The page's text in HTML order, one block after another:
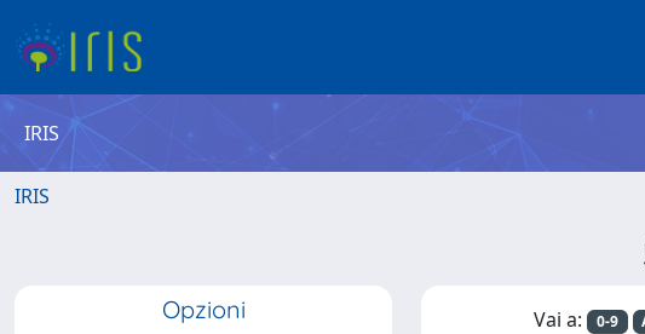
IRIS
IRIS
Opzioni Vai a: 0-9